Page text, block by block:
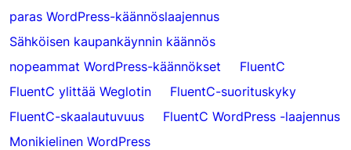
paras WordPress-käännöslaajennus
Sähköisen kaupankäynnin käännös
nopeammat WordPress-käännökset
FluentC
FluentC ylittää Weglotin
FluentC-suorituskyky
FluentC-skaalautuvuus
FluentC WordPress -laajennus
Monikielinen WordPress